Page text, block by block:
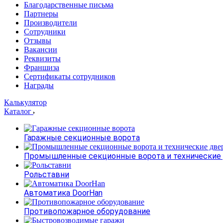
Благодарственные письма
Партнеры
Производители
Сотрудники
Отзывы
Вакансии
Реквизиты
Франшиза
Сертификаты сотрудников
Награды
Калькулятор
Каталог
Гаражные секционные ворота
Промышленные секционные ворота и технические
Рольставни
Автоматика DoorHan
Противопожарное оборудование